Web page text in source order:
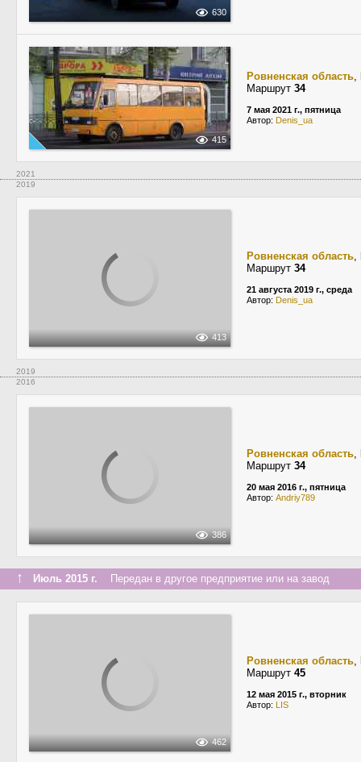
630
415
Ровненская область,
Маршрут 34
7 мая 2021 г., пятница
Автор: Denis_ua
2021
2019
413
Ровненская область,
Маршрут 34
21 августа 2019 г., среда
Автор: Denis_ua
2019
2016
386
Ровненская область,
Маршрут 34
20 мая 2016 г., пятница
Автор: Andriy789
↑ Июль 2015 г. Передан в другое предприятие или на завод
462
Ровненская область,
Маршрут 45
12 мая 2015 г., вторник
Автор: LIS